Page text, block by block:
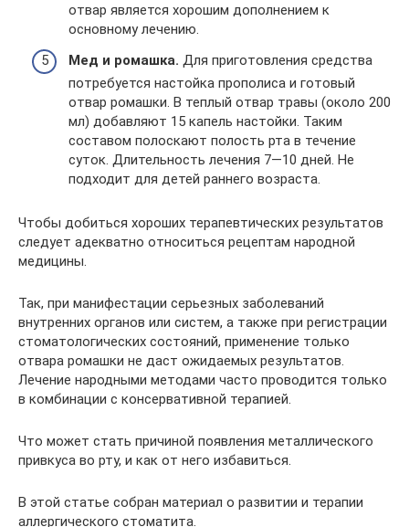
отвар является хорошим дополнением к
основному лечению.
Мед и ромашка. Для приготовления средства
потребуется настойка прополиса и готовый
отвар ромашки. В теплый отвар травы (около 200
мл) добавляют 15 капель настойки. Таким
составом полоскают полость рта в течение
суток. Длительность лечения 7—10 дней. Не
подходит для детей раннего возраста.
Чтобы добиться хороших терапевтических результатов
следует адекватно относиться рецептам народной
медицины.
Так, при манифестации серьезных заболеваний
внутренних органов или систем, а также при регистрации
стоматологических состояний, применение только
отвара ромашки не даст ожидаемых результатов.
Лечение народными методами часто проводится только
в комбинации с консервативной терапией.
Что может стать причиной появления металлического
привкуса во рту, и как от него избавиться.
В этой статье собран материал о развитии и терапии
аллергического стоматита.